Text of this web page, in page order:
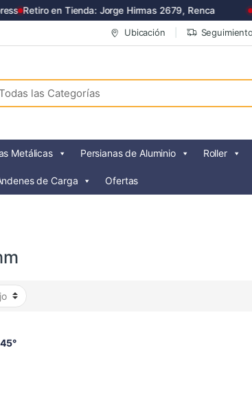
Retiro en Tienda: Jorge Hirmas 2679, Renca
Ubicación
Metálicas Persianas de Aluminio Roller
de Carga Ofertas